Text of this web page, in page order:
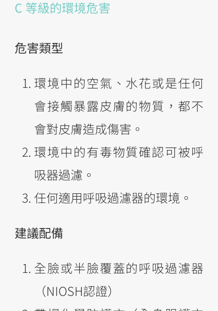
C 等級的環境危害
危害類型
環境中的空氣、水花或是任何
會接觸暴露皮膚的物質，都不
會對皮膚造成傷害。
環境中的有毒物質確認可被呼
吸器過濾。
任何適用呼吸過濾器的環境。
建議配備
全臉或半臉覆蓋的呼吸過濾器
（NIOSH認證）